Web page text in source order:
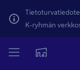
K-ryhmän